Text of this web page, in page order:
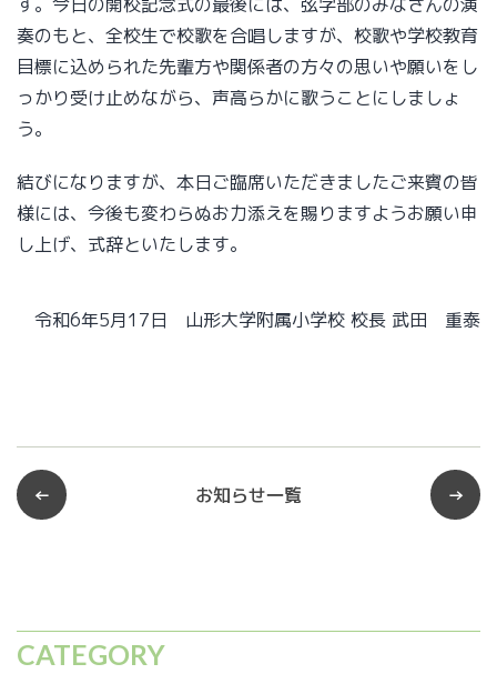
奏のもと、全校生で校歌を合唱しますが、校歌や学校教育
目標に込められた先輩方や関係者の方々の思いや願いをし
っかり受け止めながら、声高らかに歌うことにしましょ
う。
結びになりますが、本日ご臨席いただきましたご来賓の皆
様には、今後も変わらぬお力添えを賜りますようお願い申
し上げ、式辞といたします。
令和6年5月17日 山形大学附属小学校 校長 武田 重泰
← お知らせ一覧 →
CATEGORY